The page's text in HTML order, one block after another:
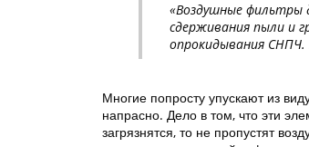
«Воздушные фильтры
сдерживания пыли и
опрокидывания
Многие попросту упускают из
напрасно. Дело в том, что эти
загрязнятся, то не пропустят